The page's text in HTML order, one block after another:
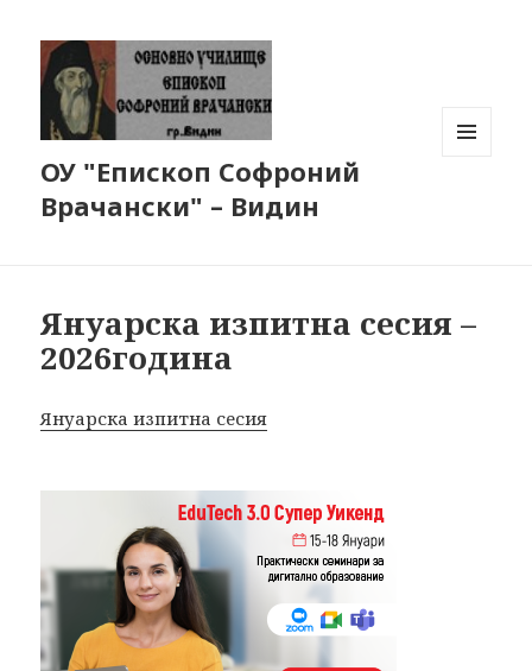
ОУ "Епископ Софроний
Врачански" – Видин
Януарска изпитна сесия –
2026година
Януарска изпитна сесия